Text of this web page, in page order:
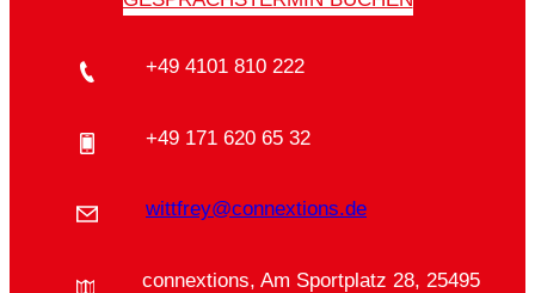
+49 4101 810 222
+49 171 620 65 32
wittfrey@connextions.de
connextions, Am Sportplatz 28, 25495